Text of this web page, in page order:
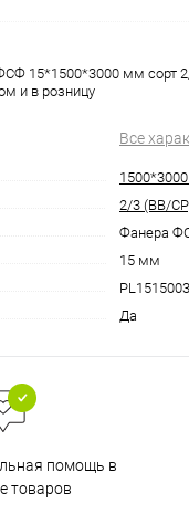
15*1500*3000 мм сорт
и в розницу
Все
2/3 (ВВ/
Фанера
15 мм
Да
помощь в
товаров